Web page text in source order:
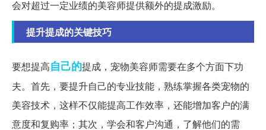
会对超过一定业绩的美容师提供额外的提成激励。
提升提成的关键技巧
要想提高自己的提成，宠物美容师需要在多个方面下功
夫。首先，要提升自己的专业技能，熟练掌握各类宠物的
美容技术，这样不仅能提高工作效率，还能增加客户的满
意度和复购率；其次，学会和客户沟通，了解他们的需